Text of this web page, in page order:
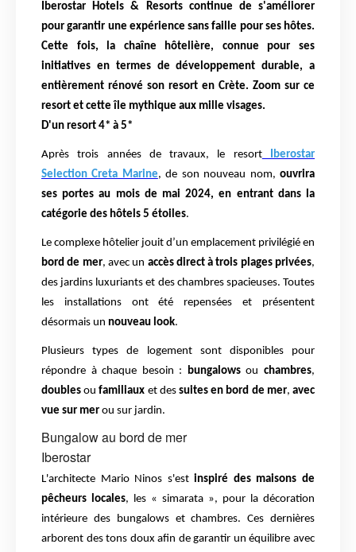
Iberostar Hotels & Resorts continue de s'améliorer
pour garantir une expérience sans faille pour ses hôtes.
Cette fois, la chaîne hôtelière, connue pour ses
initiatives en termes de développement durable, a
entièrement rénové son resort en Crète. Zoom sur ce
resort et cette île mythique aux mille visages.
D'un resort 4* à 5*
Après trois années de travaux, le resortIberostar
Selection Creta Marine, de son nouveau nom,ouvrira
ses portes au mois de mai 2024, en entrant dans la
catégorie des hôtels 5 étoiles.
Le complexe hôtelier jouit d’un emplacement privilégié en
bord de mer, avec un accès direct à trois plages privées,
des jardins luxuriants et des chambres spacieuses. Toutes
les installations ont été repensées et présentent
désormais un nouveau look.
Plusieurs types de logement sont disponibles pour
répondre à chaque besoin : bungalowsouchambres,
doubles oufamiliaux et dessuites en bord de mer,avec
vue sur mer ou sur jardin.
Bungalow au bord de mer
Iberostar
L'architecte Mario Ninos s'est inspiré des maisons de
pêcheurs locales, les « simarata », pour la décoration
intérieure des bungalows et chambres. Ces dernières
arborent des tons doux afin de garantir un équilibre avec